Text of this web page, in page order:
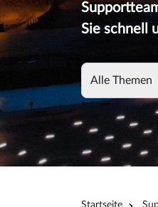
Sie schnell
Site
Topic
Startseite